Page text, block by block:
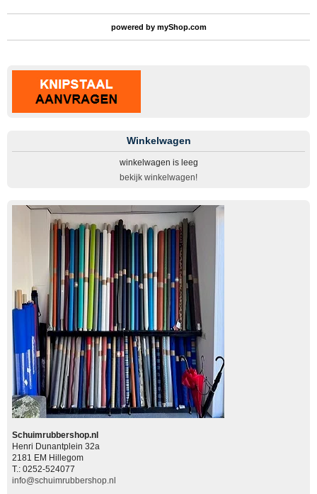
powered by myShop.com
Winkelwagen
winkelwagen is leeg
bekijk winkelwagen!
Schuimrubbershop.nl
Henri Dunantplein 32a
2181 EM Hillegom
T.: 0252-524077
info@schuimrubbershop.nl